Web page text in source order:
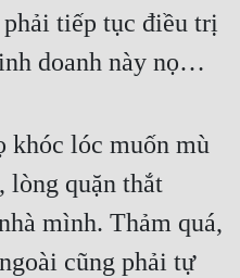
tiếp tục điều trị
doanh này nọ…
khóc lóc muốn mù
lòng quặn thắt
mình. Thảm quá,
cũng phải tự